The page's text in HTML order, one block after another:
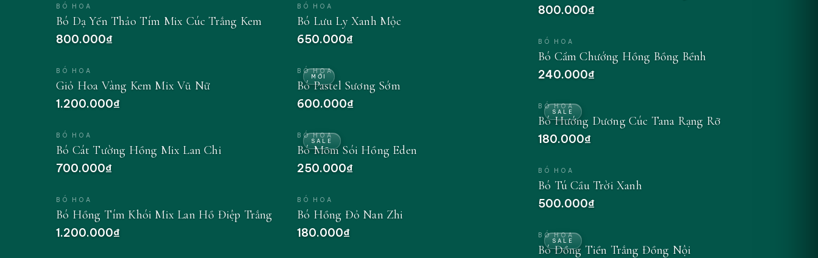
BÓ HOA
Bó Dạ Yến Thảo Tím Mix Cúc Trắng Kem
800.000₫
BÓ HOA
Giỏ Hoa Vàng Kem Mix Vũ Nữ
1.200.000₫
BÓ HOA
Bó Cát Tường Hồng Mix Lan Chi
700.000₫
BÓ HOA
Bó Hồng Tím Khói Mix Lan Hồ Điệp Trắng
1.200.000₫
BÓ HOA
Bó Lưu Ly Xanh Mộc
650.000₫
MỚI
BÓ HOA
Bó Pastel Sương Sớm
600.000₫
SALE
BÓ HOA
Bó Mõm Sói Hồng Eden
250.000₫
BÓ HOA
Bó Hồng Đỏ Nan Zhi
180.000₫
800.000₫
BÓ HOA
Bó Cẩm Chướng Hồng Bồng Bềnh
240.000₫
SALE
BÓ HOA
Bó Hướng Dương Cúc Tana Rạng Rỡ
180.000₫
BÓ HOA
Bó Tú Cầu Trời Xanh
500.000₫
SALE
BÓ HOA
Bó Đồng Tiền Trắng Đồng Nội